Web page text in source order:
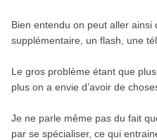
Bien entendu on peut aller
supplémentaire, un flash, une
Le gros problème étant que
plus on a envie d’avoir de
Je ne parle même pas du fait
par se spécialiser, ce qui